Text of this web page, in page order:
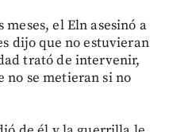
meses, el Eln asesinó a
dijo que no estuvieran
trató de intervenir,
no se metieran si no